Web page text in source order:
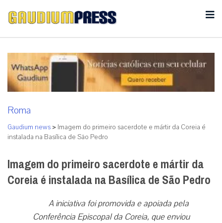
Roma
Gaudium news > Imagem do primeiro sacerdote e mártir da Coreia é
instalada na Basílica de São Pedro
Imagem do primeiro sacerdote e mártir da
Coreia é instalada na Basílica de São Pedro
A iniciativa foi promovida e apoiada pela
Conferência Episcopal da Coreia, que enviou